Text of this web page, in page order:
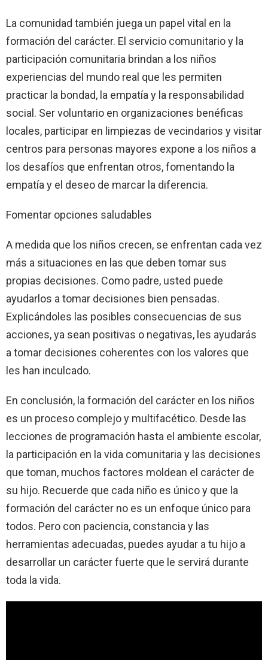
La comunidad también juega un papel vital en la
formación del carácter. El servicio comunitario y la
participación comunitaria brindan a los niños
experiencias del mundo real que les permiten
practicar la bondad, la empatía y la responsabilidad
social. Ser voluntario en organizaciones benéficas
locales, participar en limpiezas de vecindarios y visitar
centros para personas mayores expone a los niños a
los desafíos que enfrentan otros, fomentando la
empatía y el deseo de marcar la diferencia.
Fomentar opciones saludables
A medida que los niños crecen, se enfrentan cada vez
más a situaciones en las que deben tomar sus
propias decisiones. Como padre, usted puede
ayudarlos a tomar decisiones bien pensadas.
Explicándoles las posibles consecuencias de sus
acciones, ya sean positivas o negativas, les ayudarás
a tomar decisiones coherentes con los valores que
les han inculcado.
En conclusión, la formación del carácter en los niños
es un proceso complejo y multifacético. Desde las
lecciones de programación hasta el ambiente escolar,
la participación en la vida comunitaria y las decisiones
que toman, muchos factores moldean el carácter de
su hijo. Recuerde que cada niño es único y que la
formación del carácter no es un enfoque único para
todos. Pero con paciencia, constancia y las
herramientas adecuadas, puedes ayudar a tu hijo a
desarrollar un carácter fuerte que le servirá durante
toda la vida.